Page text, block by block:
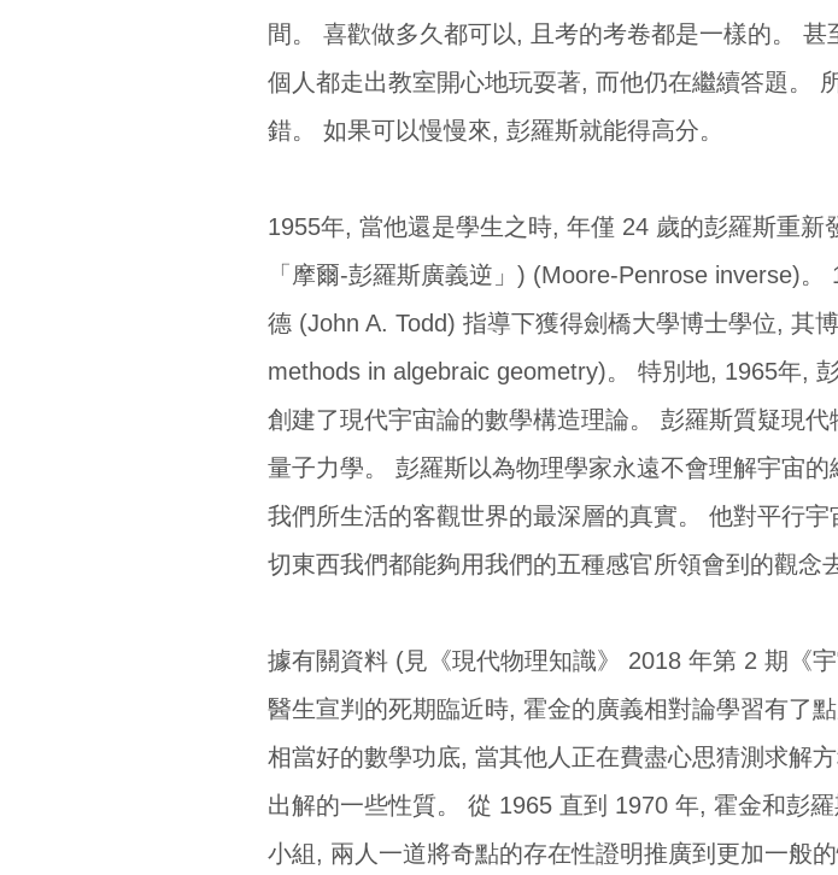
間。 喜歡做多久都可以, 且考的考卷都是一樣的。
個人都走出教室開心地玩耍著, 而他仍在繼續答題。
錯。 如果可以慢慢來, 彭羅斯就能得高分。
1955年, 當他還是學生之時, 年僅 24 歲的彭羅斯重
「摩爾-彭羅斯廣義逆」) (Moore-Penrose inverse)
德 (John A. Todd) 指導下獲得劍橋大學博士學位, 其
methods in algebraic geometry)。 特別地, 1965年,
創建了現代宇宙論的數學構造理論。 彭羅斯質疑現
量子力學。 彭羅斯以為物理學家永遠不會理解宇宙
我們所生活的客觀世界的最深層的真實。 他對平行
切東西我們都能夠用我們的五種感官所領會到的觀念
據有關資料 (見《現代物理知識》 2018 年第 2 期《
醫生宣判的死期臨近時, 霍金的廣義相對論學習有了
相當好的數學功底, 當其他人正在費盡心思猜測求解
出解的一些性質。 從 1965 直到 1970 年, 霍金和彭
小組, 兩人一道將奇點的存在性證明推廣到更加一般